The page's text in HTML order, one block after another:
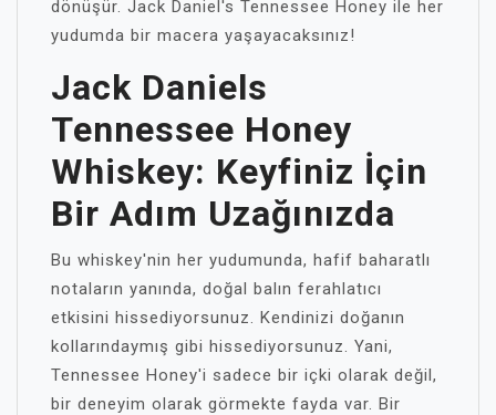
dönüşür. Jack Daniel's Tennessee Honey ile her
yudumda bir macera yaşayacaksınız!
Jack Daniels
Tennessee Honey
Whiskey: Keyfiniz İçin
Bir Adım Uzağınızda
Bu whiskey'nin her yudumunda, hafif baharatlı
notaların yanında, doğal balın ferahlatıcı
etkisini hissediyorsunuz. Kendinizi doğanın
kollarındaymış gibi hissediyorsunuz. Yani,
Tennessee Honey'i sadece bir içki olarak değil,
bir deneyim olarak görmekte fayda var. Bir